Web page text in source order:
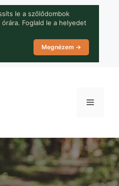
le a szőlődombok
Foglald le a helyedet
Megnézem →
Menü